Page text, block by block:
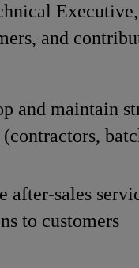
and
and maintain
after-sales
to customers